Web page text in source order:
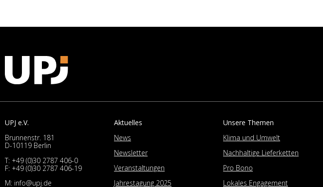
UPJ e.V.
Brunnenstr. 181
D-10119 Berlin
T: +49 (0)30 2787 406-0
F: +49 (0)30 2787 406-19
M: info@upj.de
Aktuelles
News
Newsletter
Veranstaltungen
Jahrestagung 2025
Unsere Themen
Klima und Umwelt
Nachhaltige Lieferketten
Pro Bono
Lokales Engagement